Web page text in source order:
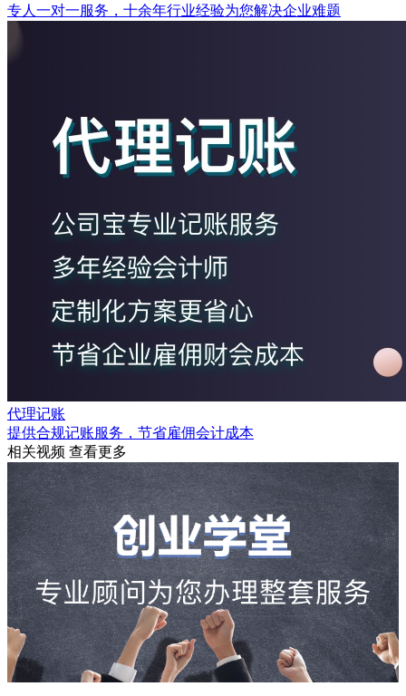
专人一对一服务，十余年行业经验为您解决企业难题
代理记账
提供合规记账服务，节省雇佣会计成本
相关视频 查看更多